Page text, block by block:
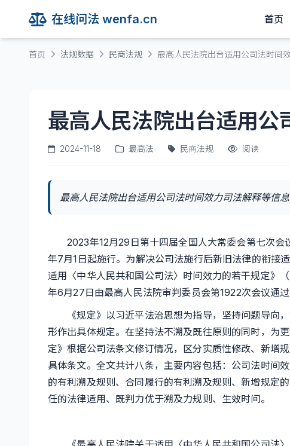
在线问法 wenfa.cn 首页
首页 法规数据 民商法规 最高人民法院出台适用公司法时间
最高人民法院出台适用公
2024-11-18 最高法 民商法规 阅读
最高人民法院出台适用公司法时间效力司法解释等信
2023年12月29日第十四届全国人大常委会第七次
年7月1日起施行。为解决公司法施行后新旧法律的衔接
适用〈中华人民共和国公司法〉时间效力的若干规定
年6月27日由最高人民法院审判委员会第1922次会议通
《规定》以习近平法治思想为指导，坚持问题导向，
形作出具体规定。在坚持法不溯及既往原则的同时，为
定》根据公司法条文修订情况，区分实质性修改、新增
具体条文。全文共计八条，主要内容包括：公司法时间
的有利溯及规则、合同履行的有利溯及规则、新增规定
任的法律适用、既判力优于溯及力规则、生效时间。